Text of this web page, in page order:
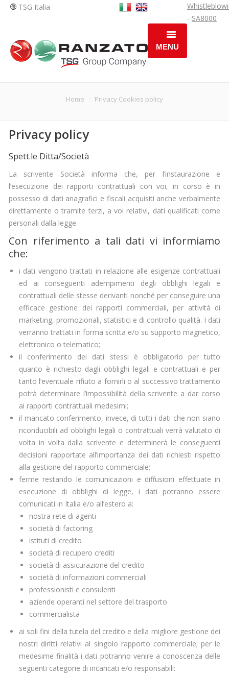
MENU
PROFILO AZIENDALE
SOLUZIONI
AREE DI INTERVENTO
OPPORTUNITÀ DI LAVORO
CONTATTI
AREA CLIENTI
TSG Italia
- SA8000
Home Privacy Cookies policy
Privacy policy
Spett.le Ditta/Società
La scrivente Società informa che, per l’instaurazione e
l’esecuzione dei rapporti contrattuali con voi, in corso è in
possesso di dati anagrafici e fiscali acquisiti anche verbalmente
direttamente o tramite terzi, a voi relativi, dati qualificati come
personali dalla legge.
Con riferimento a tali dati vi informiamo
che:
i dati vengono trattati in relazione alle esigenze contrattuali
ed ai conseguenti adempimenti degli obblighi legali e
contrattuali delle stesse derivanti nonché per conseguire una
efficace gestione dei rapporti commerciali, per attività di
marketing, promozionali, statistici e di controllo qualità. I dati
verranno trattati in forma scritta e/o su supporto magnetico,
elettronico o telematico;
il conferimento dei dati stessi è obbligatorio per tutto
quanto è richiesto dagli obblighi legali e contrattuali e per
tanto l’eventuale rifiuto a fornirli o al successivo trattamento
potrà determinare l’impossibilità della scrivente a dar corso
ai rapporti contrattuali medesimi;
il mancato conferimento, invece, di tutti i dati che non siano
riconducibili ad obblighi legali o contrattuali verrà valutato di
volta in volta dalla scrivente e determinerà le conseguenti
decisioni rapportate all’importanza dei dati richiesti rispetto
alla gestione del rapporto commerciale;
ferme restando le comunicazioni e diffusioni effettuate in
esecuzione di obblighi di legge, i dati potranno essere
comunicati in Italia e/o all’estero a:
nostra rete di agenti
società di factoring
istituti di credito
società di recupero crediti
società di assicurazione del credito
società di informazioni commerciali
professionisti e consulenti
aziende operanti nel settore del trasporto
commercialista
ai soli fini della tutela del credito e della migliore gestione dei
nostri diritti relativi al singolo rapporto commerciale; per le
medesime finalità i dati potranno venire a conoscenza delle
seguenti categorie di incaricati e/o responsabili: